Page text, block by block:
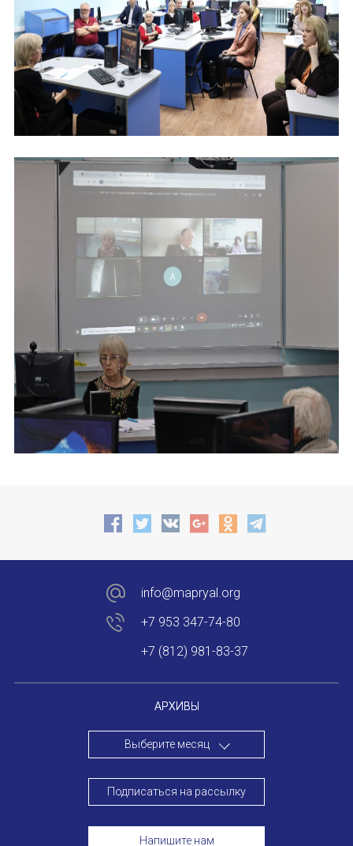
АРХИВЫ
Выберите месяц
Подписаться на рассылку
Напишите нам
info@mapryal.org
+7 953 347-74-80
+7 (812) 981-83-37